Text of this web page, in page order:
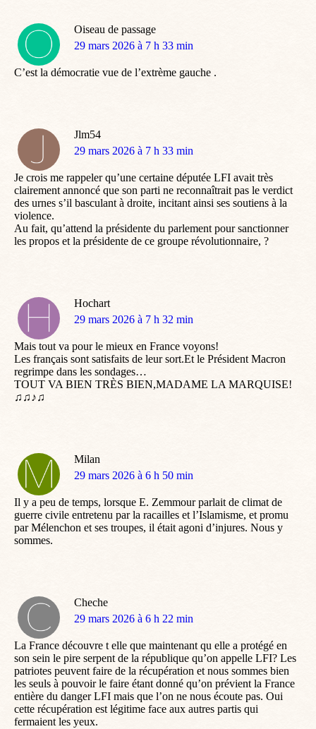
Oiseau de passage
dit
29 mars 2026 à 7 h 33 min
C’est la démocratie vue de l’extrème gauche .
Jlm54
dit
29 mars 2026 à 7 h 33 min
Je crois me rappeler qu’une certaine députée LFI avait très
clairement annoncé que son parti ne reconnaîtrait pas le verdict
des urnes s’il basculant à droite, incitant ainsi ses soutiens à la
violence.
Au fait, qu’attend la présidente du parlement pour sanctionner
les propos et la présidente de ce groupe révolutionnaire, ?
Hochart
dit
29 mars 2026 à 7 h 32 min
Mais tout va pour le mieux en France voyons!
Les français sont satisfaits de leur sort.Et le Président Macron
regrimpe dans les sondages…
TOUT VA BIEN TRÈS BIEN,MADAME LA MARQUISE!
♫♫♪♫
Milan
dit
29 mars 2026 à 6 h 50 min
Il y a peu de temps, lorsque E. Zemmour parlait de climat de
guerre civile entretenu par la racailles et l’Islamisme, et promu
par Mélenchon et ses troupes, il était agoni d’injures. Nous y
sommes.
Cheche
dit
29 mars 2026 à 6 h 22 min
La France découvre t elle que maintenant qu elle a protégé en
son sein le pire serpent de la république qu’on appelle LFI? Les
patriotes peuvent faire de la récupération et nous sommes bien
les seuls à pouvoir le faire étant donné qu’on prévient la France
entière du danger LFI mais que l’on ne nous écoute pas. Oui
cette récupération est légitime face aux autres partis qui
fermaient les yeux.